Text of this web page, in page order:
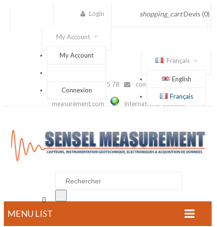
shopping_cart Devis (0)
Login
My Account
My Account
Connexion
Français
English
Français
(+33) 1 56 88 25 78 contact@sensel-
measurement.com International Contact

MENU LIST